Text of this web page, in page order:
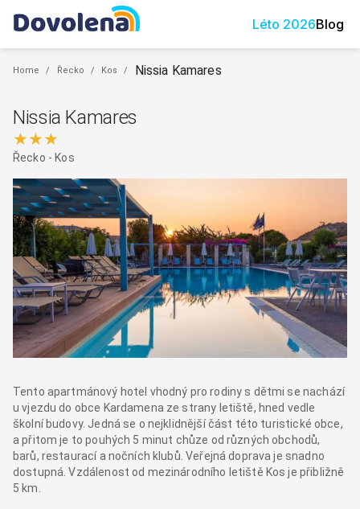
Léto 2026Blog
Home / Řecko / Kos / Nissia Kamares
Nissia Kamares
★★★
Řecko - Kos
Tento apartmánový hotel vhodný pro rodiny s dětmi se nachází
u vjezdu do obce Kardamena ze strany letiště, hned vedle
školní budovy. Jedná se o nejklidnější část této turistické obce,
a přitom je to pouhých 5 minut chůze od různých obchodů,
barů, restaurací a nočních klubů. Veřejná doprava je snadno
dostupná. Vzdálenost od mezinárodního letiště Kos je přibližně
5 km.